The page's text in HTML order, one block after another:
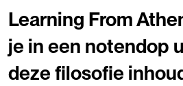
Learning From
je in een notendop
deze filosofie